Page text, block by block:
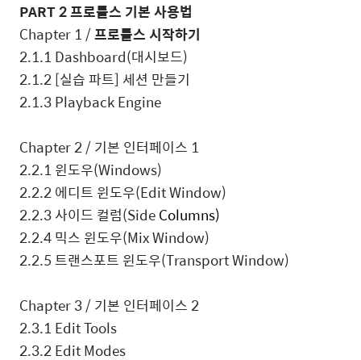
PART 2프로툴스 기본 사용법
Chapter 1 /프로툴스 시작하기
2.1.1 Dashboard(대시보드)
2.1.2 [실습 파트] 세션 만들기
2.1.3 Playback Engine
Chapter 2 /기본 인터페이스 1
2.2.1 윈도우(Windows)
2.2.2에디트 윈도우(Edit Window)
2.2.3사이드 컬럼(SideColumns)
2.2.4믹스 윈도우(Mix Window)
2.2.5트랜스포트 윈도우(Transport Window)
Chapter 3 /기본 인터페이스 2
2.3.1 Edit Tools
2.3.2 Edit Modes